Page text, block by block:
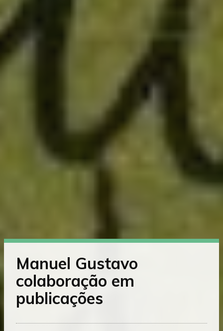
Saltar
conteúdo
Manuel Gustavo
colaboração em
publicações